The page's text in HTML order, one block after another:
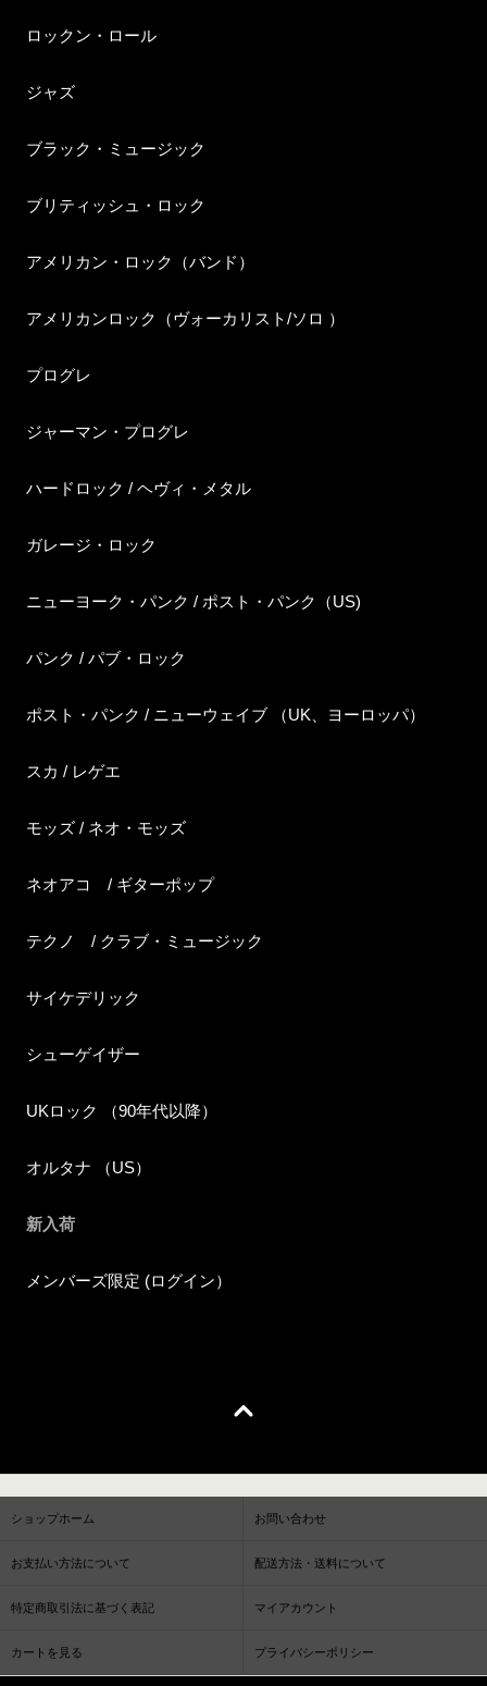
ロックン・ロール
ジャズ
ブラック・ミュージック
ブリティッシュ・ロック
アメリカン・ロック（バンド）
アメリカンロック（ヴォーカリスト/ソロ ）
プログレ
ジャーマン・プログレ
ハードロック / ヘヴィ・メタル
ガレージ・ロック
ニューヨーク・パンク / ポスト・パンク（US)
パンク / パブ・ロック
ポスト・パンク / ニューウェイブ （UK、ヨーロッパ）
スカ / レゲエ
モッズ / ネオ・モッズ
ネオアコ / ギターポップ
テクノ / クラブ・ミュージック
サイケデリック
シューゲイザー
UKロック （90年代以降）
オルタナ （US）
新入荷
メンバーズ限定 (ログイン）
ショップホーム お問い合わせ
お支払い方法について 配送方法・送料について
特定商取引法に基づく表記 マイアカウント
カートを見る プライバシーポリシー